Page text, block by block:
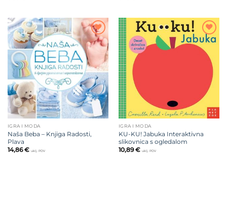
Dodajte
na listu
želja
IGRA I MODA
Naša Beba – Knjiga Radosti,
Plava
14,86€ uklj. PDV
Dodajte
na listu
želja
IGRA I MODA
KU-KU! Jabuka Interaktivna
slikovnica s ogledalom
10,89€ uklj. PDV